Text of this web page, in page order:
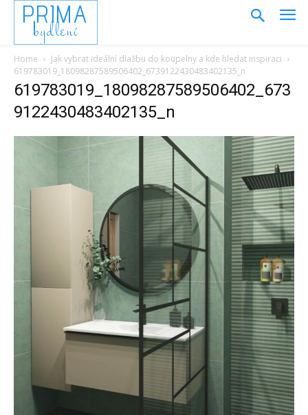
PRIMA
bydlení
Home
Jak vybrat ideální dlažbu do koupelny a kde hledat inspiraci
619783019_18098287589506402_6739122430483402135_n
619783019_18098287589506402_673
9122430483402135_n